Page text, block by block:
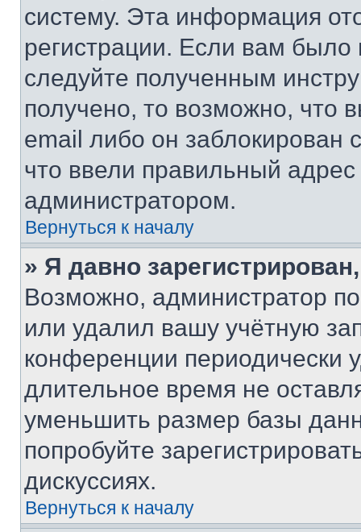
систему. Эта информация
регистрации. Если вам
следуйте полученным
получено, то возможно, что
email либо он
что ввели правильный адрес
администратором.
Вернуться к началу
» Я давно
Возможно, администратор
или удалил вашу учётную
конференции периодически
длительное время не
уменьшить размер базы
попробуйте
дискуссиях.
Вернуться к началу